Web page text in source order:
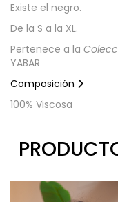
Existe el negro.
De la S a la XL.
Pertenece a la
YABAR
Composición
100% Viscosa